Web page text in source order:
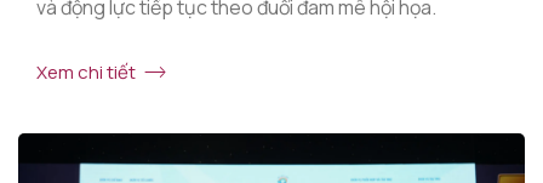
và động lực tiếp tục theo đuổi đam mê hội họa.
Xem chi tiết